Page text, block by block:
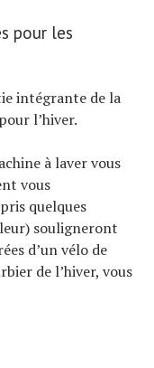
pour les
intégrante de la
l’hiver.
à laver vous
vous
quelques
souligneront
d’un vélo de
de l’hiver, vous